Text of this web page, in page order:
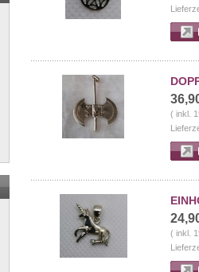
( inkl.
( inkl.